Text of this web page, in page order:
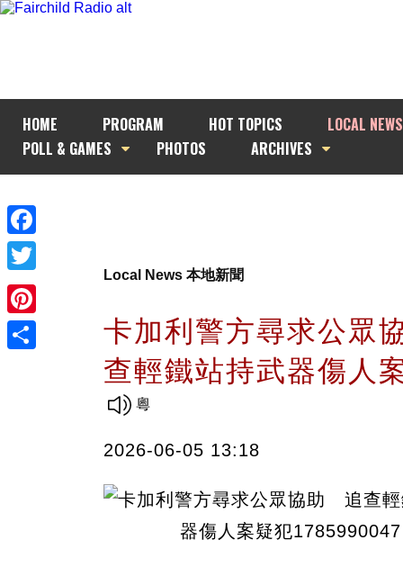
HOME PROGRAM HOT TOPICS
LOCAL NEWS
POLL & GAMES
PHOTOS ARCHIVES
Facebook
Twitter
Pinterest
Local News 本地新聞
卡加利警方尋求公
查輕鐵站持武器傷人
2026-06-05 13:18